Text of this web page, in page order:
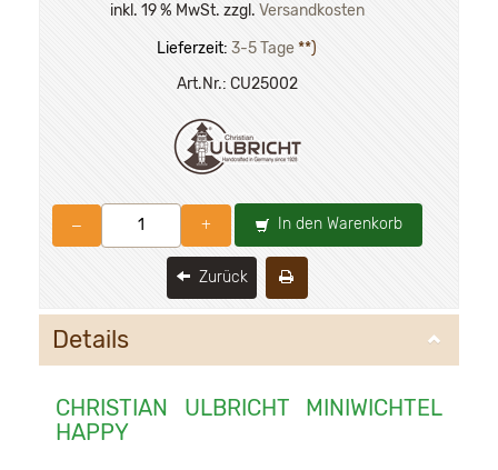
inkl. 19 % MwSt. zzgl. Versandkosten
Lieferzeit: 3-5 Tage **)
Art.Nr.: CU25002
– + In den Warenkorb
Zurück
Details
CHRISTIAN ULBRICHT MINIWICHTEL
HAPPY